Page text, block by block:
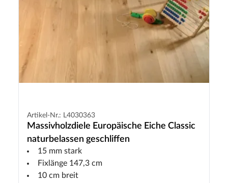
Artikel-Nr.: L4030363
Massivholzdiele Europäische Eiche Classic
naturbelassen geschliffen
15 mm stark
Fixlänge 147,3 cm
10 cm breit